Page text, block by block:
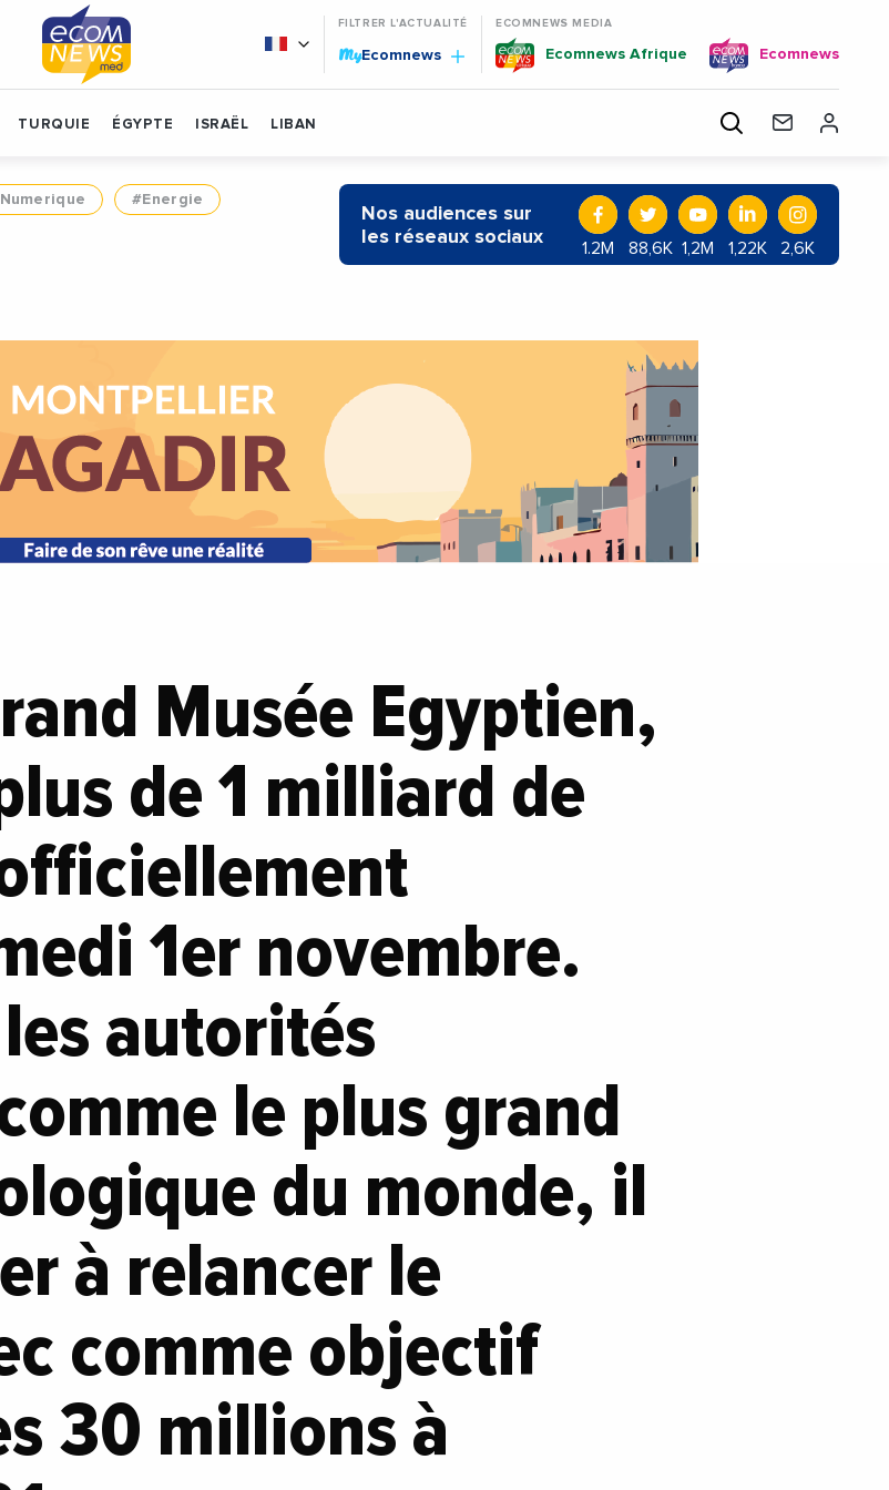
FILTRER L'ACTUALITÉ
MyEcomnews
ECOMNEWS MEDIA
Ecomnews Afrique Ecomnews
TURQUIE ÉGYPTE ISRAËL LIBAN
#Energie
Nos audiences sur
les réseaux sociaux
1.2M 88,6K 1,2M 1,22K 2,6K
Musée Egyptien,
de 1 milliard de
1er novembre.
autorités
le plus grand
du monde, il
à relancer le
comme objectif
30 millions à